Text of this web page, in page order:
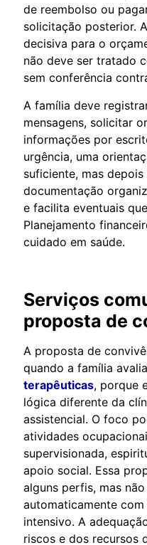
de reembolso ou
solicitação posterior.
decisiva para o
não deve ser tratado
sem conferência
A família deve
mensagens, solicitar
informações por
urgência, uma
suficiente, mas
documentação
e facilita eventuais
Planejamento
cuidado em saúde.
Serviços
proposta de
A proposta de
quando a família avalia
terapêuticas, porque
lógica diferente da
assistencial. O foco
atividades
supervisionada,
apoio social. Essa
alguns perfis, mas
automaticamente
intensivo. A
riscos e dos recursos